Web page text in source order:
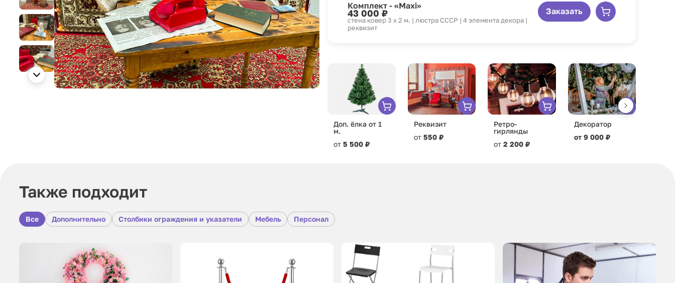
Комплект - «Maxi»
43 000 ₽
стена ковер 3 x 2 м. | люстра СССР | 4 элемента декора |
реквизит
Заказать
Доп. ёлка от 1
м.
от 5 500 ₽
Реквизит
от 550 ₽
Ретро-
гирлянды
от 2 200 ₽
Декоратор
от 9 000 ₽
Также подходит
Все Дополнительно Столбики ограждения и указатели Мебель Персонал